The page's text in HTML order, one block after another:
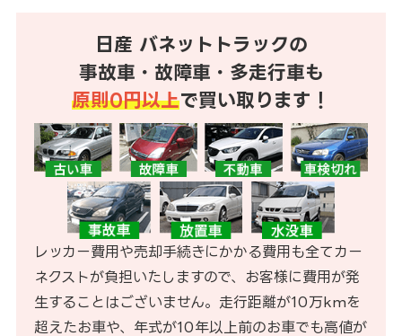
日産 バネットトラックの
事故車・故障車・多走行車も
原則0円以上で買い取ります！
レッカー費用や売却手続きにかかる費用も全てカー
ネクストが負担いたしますので、お客様に費用が発
生することはございません。走行距離が10万kmを
超えたお車や、年式が10年以上前のお車でも高値が